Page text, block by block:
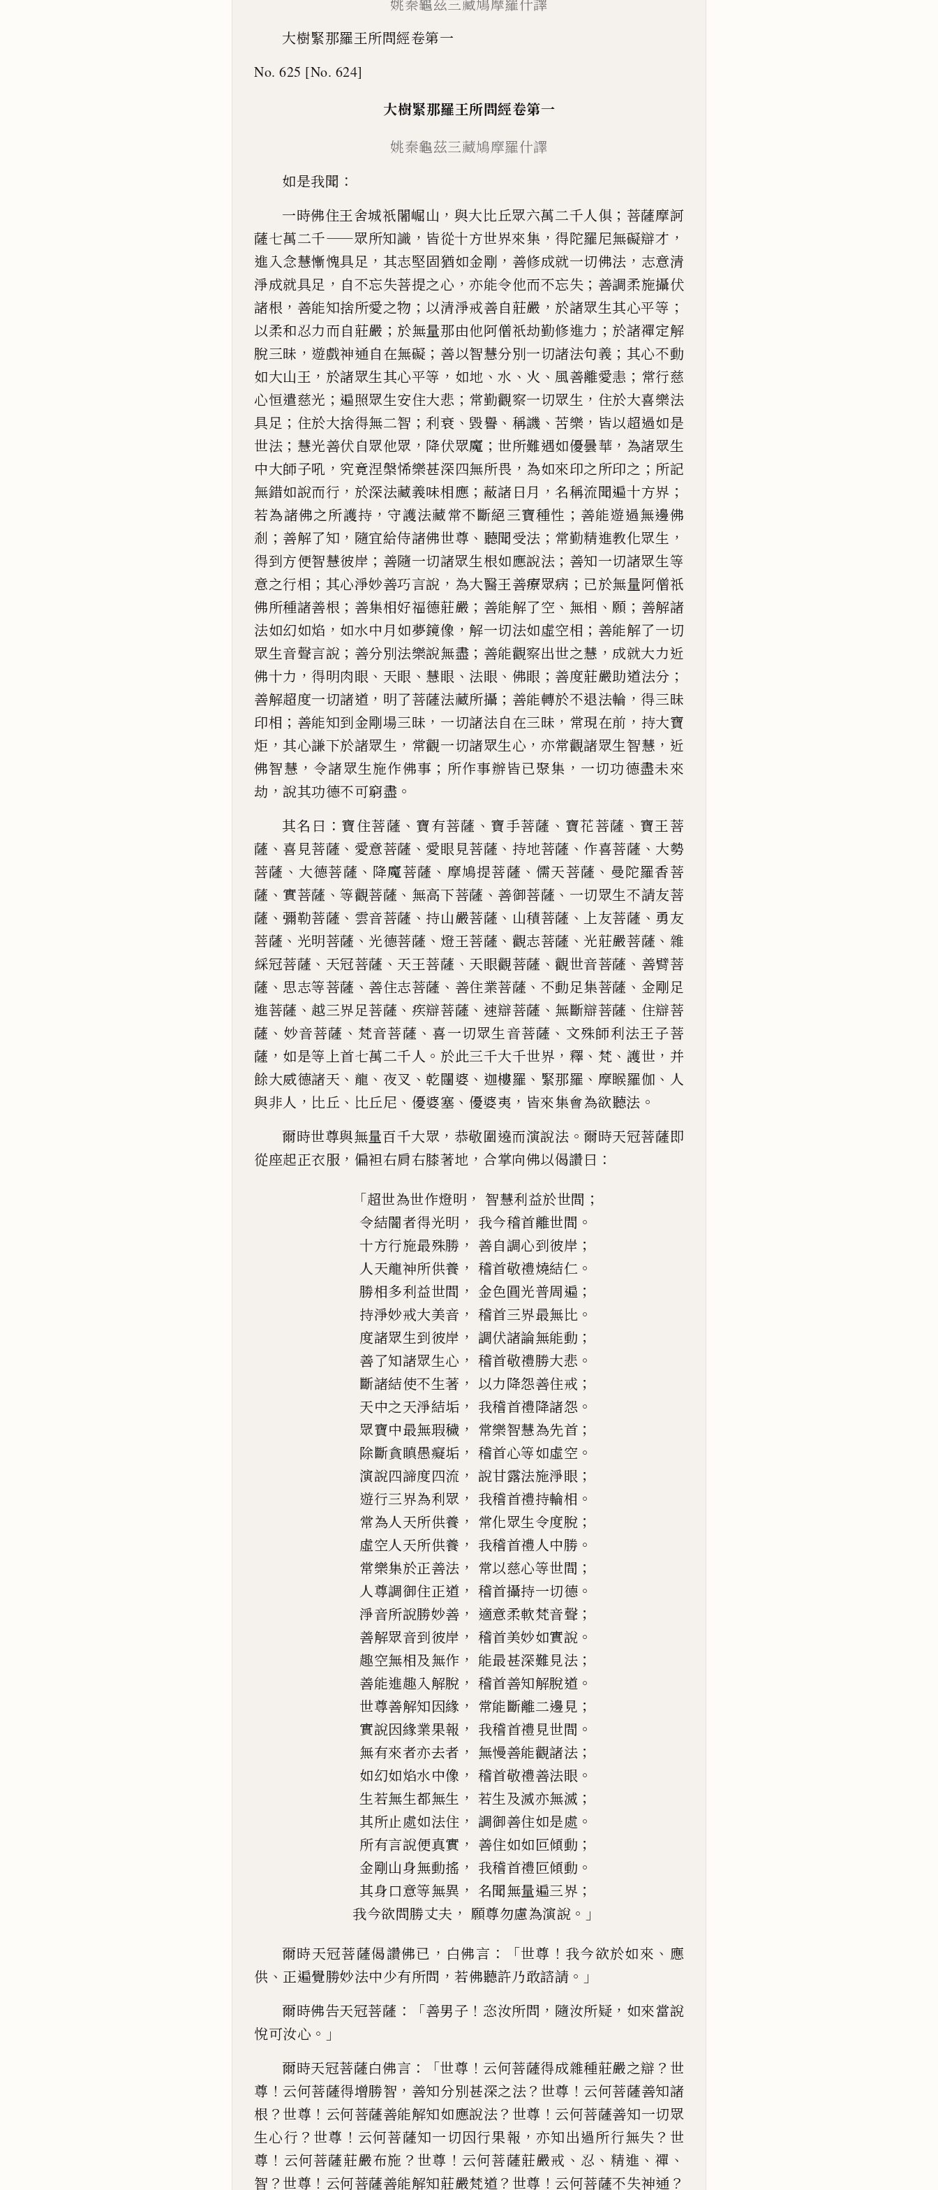
姚秦龜茲三藏鳩摩羅什譯
大樹緊那羅王所問經卷第一
No. 625 [No. 624]
大樹緊那羅王所問經卷第一
姚秦龜茲三藏鳩摩羅什譯
如是我聞 ：
一時佛住王舍城祇闍崛山 ， 與大比丘眾六萬二千人俱 ； 菩薩摩訶
薩七萬二千——眾所知識 ， 皆從十方世界來集 ， 得陀羅尼無礙辯才 ，
進入念慧慚愧具足 ， 其志堅固猶如金剛 ， 善修成就一切佛法 ， 志意清
淨成就具足 ， 自不忘失菩提之心 ，亦能令他而不忘失 ； 善調柔施攝伏
諸根 ， 善能知捨所愛之物 ； 以清淨戒善自莊嚴 ， 於諸眾生其心平等 ；
以柔和忍力而自莊嚴 ； 於無量那由他阿僧祇劫勤修進力 ； 於諸禪定解
脫三昧 ， 遊戲神通自在無礙 ； 善以智慧分別一切諸法句義 ； 其心不動
如大山王 ， 於諸眾生其心平等 ， 如地 、水 、 火 、 風善離愛恚 ； 常行慈
心恒遣慈光 ； 遍照眾生安住大悲 ； 常勤觀察一切眾生 ， 住於大喜樂法
具足 ； 住於大捨得無二智 ；利衰 、 毀譽 、 稱譏 、苦樂 ， 皆以超過如是
世法 ； 慧光善伏自眾他眾 ， 降伏眾魔 ； 世所難遇如優曇華 ， 為諸眾生
中大師子吼 ， 究竟涅槃悕樂甚深四無所畏 ， 為如來印之所印之 ； 所記
無錯如說而行 ， 於深法藏義味相應 ； 蔽諸日月 ，名稱流聞遍十方界 ；
若為諸佛之所護持 ， 守護法藏常不斷絕三寶種性 ； 善能遊過無邊佛
剎 ； 善解了知 ， 隨宜給侍諸佛世尊 、 聽聞受法 ； 常勤精進教化眾生 ，
得到方便智慧彼岸 ； 善隨一切諸眾生根如應說法 ； 善知一切諸眾生等
意之行相 ； 其心淨妙善巧言說 ， 為大醫王善療眾病 ； 已於無量阿僧祇
佛所種諸善根 ； 善集相好福德莊嚴 ； 善能解了空 、 無相 、 願 ； 善解諸
法如幻如焰 ， 如水中月如夢鏡像 ， 解一切法如虛空相 ； 善能解了一切
眾生音聲言說 ； 善分別法樂說無盡 ； 善能觀察出世之慧 ， 成就大力近
佛十力 ， 得明肉眼 、 天眼 、 慧眼 、 法眼 、 佛眼 ； 善度莊嚴助道法分 ；
善解超度一切諸道 ， 明了菩薩法藏所攝 ； 善能轉於不退法輪 ， 得三昧
印相 ； 善能知到金剛場三昧 ， 一切諸法自在三昧 ， 常現在前 ， 持大寶
炬 ，其心謙下於諸眾生 ， 常觀一切諸眾生心 ， 亦常觀諸眾生智慧 ， 近
佛智慧 ，令諸眾生施作佛事 ； 所作事辦皆已聚集 ， 一切功德盡未來
劫 ， 說其功德不可窮盡 。
其名曰 ： 寶住菩薩 、 寶有菩薩 、 寶手菩薩 、 寶花菩薩 、 寶王菩
薩 、 喜見菩薩 、 愛意菩薩 、愛眼見菩薩 、 持地菩薩 、 作喜菩薩 、 大勢
菩薩 、 大德菩薩 、 降魔菩薩 、 摩鳩提菩薩 、儒天菩薩 、 曼陀羅香菩
薩 、 實菩薩 、等觀菩薩 、 無高下菩薩 、 善御菩薩 、 一切眾生不請友菩
薩 、彌勒菩薩 、 雲音菩薩 、 持山嚴菩薩 、 山積菩薩 、 上友菩薩 、 勇友
菩薩 、 光明菩薩 、 光德菩薩 、 燈王菩薩 、 觀志菩薩 、 光莊嚴菩薩 、 雜
綵冠菩薩 、 天冠菩薩 、 天王菩薩 、 天眼觀菩薩 、觀世音菩薩 、 善臂菩
薩 、 思志等菩薩 、 善住志菩薩 、 善住業菩薩 、 不動足集菩薩 、 金剛足
進菩薩 、 越三界足菩薩 、 疾辯菩薩 、 速辯菩薩 、 無斷辯菩薩 、 住辯菩
薩 、 妙音菩薩 、 梵音菩薩 、 喜一切眾生音菩薩 、 文殊師利法王子菩
薩 ， 如是等上首七萬二千人 。 於此三千大千世界 ， 釋 、 梵 、 護世 ， 并
餘大威德諸天 、 龍 、 夜叉 、乾闥婆 、 迦樓羅 、 緊那羅 、 摩睺羅伽 、 人
與非人 ， 比丘 、 比丘尼 、 優婆塞 、 優婆夷 ， 皆來集會為欲聽法 。
爾時世尊與無量百千大眾 ， 恭敬圍遶而演說法 。爾時天冠菩薩即
從座起正衣服 ， 偏袒右肩右膝著地 ， 合掌向佛以偈讚曰 ：
「超世為世作燈明 ， 智慧利益於世間 ；
令結闇者得光明 ， 我今稽首離世間 。
十方行施最殊勝 ， 善自調心到彼岸 ；
人天龍神所供養 ， 稽首敬禮燒結仁 。
勝相多利益世間 ， 金色圓光普周遍 ；
持淨妙戒大美音 ， 稽首三界最無比 。
度諸眾生到彼岸 ， 調伏諸論無能動 ；
善了知諸眾生心 ， 稽首敬禮勝大悲 。
斷諸結使不生著 ， 以力降怨善住戒 ；
天中之天淨結垢 ， 我稽首禮降諸怨 。
眾寶中最無瑕穢 ， 常樂智慧為先首 ；
除斷貪瞋愚癡垢 ， 稽首心等如虛空 。
演說四諦度四流 ， 說甘露法施淨眼 ；
遊行三界為利眾 ， 我稽首禮持輪相 。
常為人天所供養 ， 常化眾生令度脫 ；
虛空人天所供養 ， 我稽首禮人中勝 。
常樂集於正善法 ， 常以慈心等世間 ；
人尊調御住正道 ， 稽首攝持一切德 。
淨音所說勝妙善 ， 適意柔軟梵音聲 ；
善解眾音到彼岸 ， 稽首美妙如實說 。
趣空無相及無作 ， 能最甚深難見法 ；
善能進趣入解脫 ， 稽首善知解脫道 。
世尊善解知因緣 ， 常能斷離二邊見 ；
實說因緣業果報 ， 我稽首禮見世間 。
無有來者亦去者 ， 無慢善能觀諸法 ；
如幻如焰水中像 ， 稽首敬禮善法眼 。
生若無生都無生 ， 若生及滅亦無滅 ；
其所止處如法住 ， 調御善住如是處 。
所有言說便真實 ， 善住如如叵傾動 ；
金剛山身無動搖 ， 我稽首禮叵傾動 。
其身口意等無異 ， 名聞無量遍三界 ；
我今欲問勝丈夫 ， 願尊勿慮為演說 。」
爾時天冠菩薩偈讚佛已 ， 白佛言 ：「世尊 ！ 我今欲於如來 、 應
供 、 正遍覺勝妙法中少有所問 ， 若佛聽許乃敢諮請 。」
爾時佛告天冠菩薩 ： 「善男子 ！ 恣汝所問 ， 隨汝所疑 ， 如來當說
悅可汝心 。」
爾時天冠菩薩白佛言 ：「世尊 ！ 云何菩薩得成雜種莊嚴之辯 ？ 世
尊 ！ 云何菩薩得增勝智 ， 善知分別甚深之法？ 世尊 ！ 云何菩薩善知諸
根 ？ 世尊 ！ 云何菩薩善能解知如應說法？ 世尊 ！ 云何菩薩善知一切眾
生心行 ？ 世尊 ！ 云何菩薩知一切因行果報 ，亦知出過所行無失 ？ 世
尊 ！ 云何菩薩莊嚴布施 ？ 世尊 ！ 云何菩薩莊嚴戒 、 忍 、 精進 、 禪 、
智 ？ 世尊 ！ 云何菩薩善能解知莊嚴梵道？ 世尊 ！ 云何菩薩不失神通 ？